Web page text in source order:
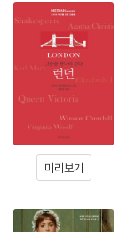
미리보기